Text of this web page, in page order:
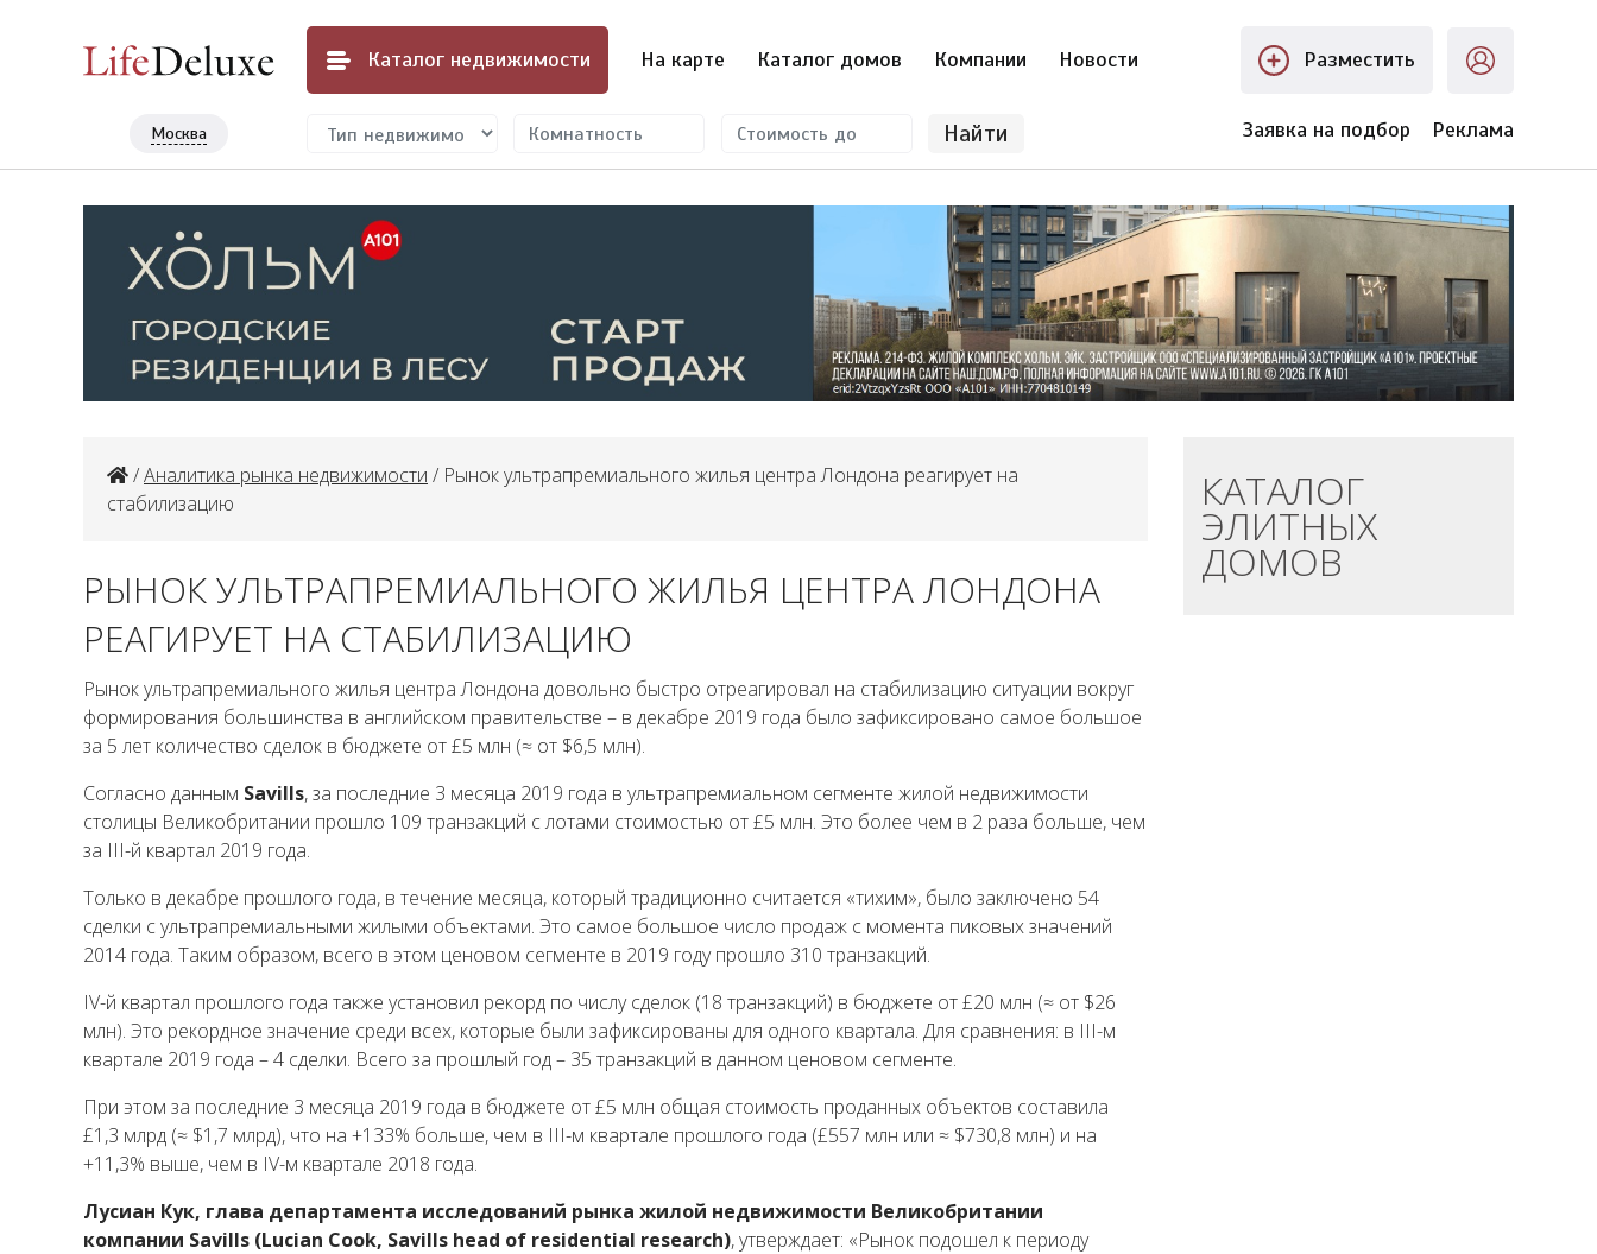
Каталог недвижимости На карте Каталог домов Компании Новости Разместить
Москва Найти Заявка на подбор Реклама
/Аналитика рынка недвижимости / Рынок ультрапремиального жилья центра Лондона реагирует на
стабилизацию
РЫНОК УЛЬТРАПРЕМИАЛЬНОГО ЖИЛЬЯ ЦЕНТРА ЛОНДОНА
РЕАГИРУЕТ НА СТАБИЛИЗАЦИЮ
Рынок ультрапремиального жилья центра Лондона довольно быстро отреагировал на стабилизацию ситуации вокруг
формирования большинства в английском правительстве – в декабре 2019 года было зафиксировано самое большое
за 5 лет количество сделок в бюджете от £5 млн (≈ от $6,5 млн).
Согласно данным Savills, за последние 3 месяца 2019 года в ультрапремиальном сегменте жилой недвижимости
столицы Великобритании прошло 109 транзакций с лотами стоимостью от £5 млн. Это более чем в 2 раза больше, чем
за III-й квартал 2019 года.
Только в декабре прошлого года, в течение месяца, который традиционно считается «тихим», было заключено 54
сделки с ультрапремиальными жилыми объектами. Это самое большое число продаж с момента пиковых значений
2014 года. Таким образом, всего в этом ценовом сегменте в 2019 году прошло 310 транзакций.
IV-й квартал прошлого года также установил рекорд по числу сделок (18 транзакций) в бюджете от £20 млн (≈ от $26
млн). Это рекордное значение среди всех, которые были зафиксированы для одного квартала. Для сравнения: в III-м
квартале 2019 года – 4 сделки. Всего за прошлый год – 35 транзакций в данном ценовом сегменте.
При этом за последние 3 месяца 2019 года в бюджете от £5 млн общая стоимость проданных объектов составила
£1,3 млрд (≈ $1,7 млрд), что на +133% больше, чем в III-м квартале прошлого года (£557 млн или ≈ $730,8 млн) и на
+11,3% выше, чем в IV-м квартале 2018 года.
Лусиан Кук, глава департамента исследований рынка жилой недвижимости Великобритании
компании Savills (Lucian Cook, Savills head of residential research), утверждает: «Рынок подошел к периоду
КАТАЛОГ
ЭЛИТНЫХ
ДОМОВ